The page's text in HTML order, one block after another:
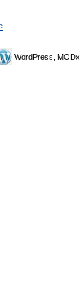
WordPress, MODx.